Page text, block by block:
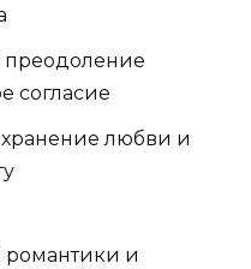
преодоление
согласие
любви и
романтики и